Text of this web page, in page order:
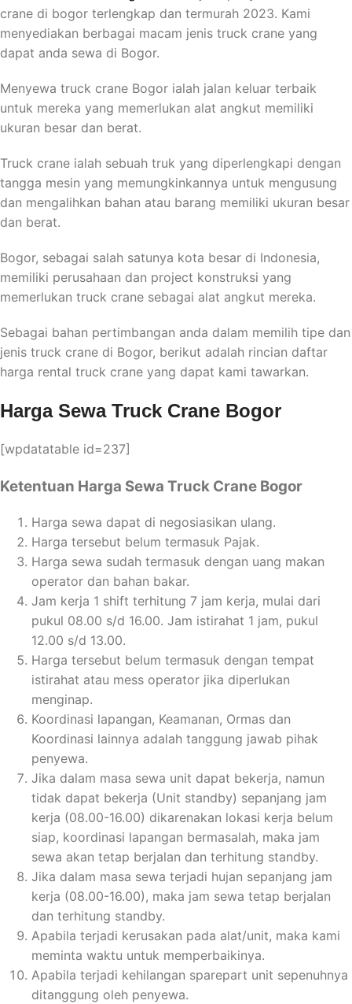
crane di bogor terlengkap dan termurah 2023. Kami
menyediakan berbagai macam jenis truck crane yang
dapat anda sewa di Bogor.
Menyewa truck crane Bogor ialah jalan keluar terbaik
untuk mereka yang memerlukan alat angkut memiliki
ukuran besar dan berat.
Truck crane ialah sebuah truk yang diperlengkapi dengan
tangga mesin yang memungkinkannya untuk mengusung
dan mengalihkan bahan atau barang memiliki ukuran besar
dan berat.
Bogor, sebagai salah satunya kota besar di Indonesia,
memiliki perusahaan dan project konstruksi yang
memerlukan truck crane sebagai alat angkut mereka.
Sebagai bahan pertimbangan anda dalam memilih tipe dan
jenis truck crane di Bogor, berikut adalah rincian daftar
harga rental truck crane yang dapat kami tawarkan.
Harga Sewa Truck Crane Bogor
[wpdatatable id=237]
Ketentuan Harga Sewa Truck Crane Bogor
Harga sewa dapat di negosiasikan ulang.
Harga tersebut belum termasuk Pajak.
Harga sewa sudah termasuk dengan uang makan
operator dan bahan bakar.
Jam kerja 1 shift terhitung 7 jam kerja, mulai dari
pukul 08.00 s/d 16.00. Jam istirahat 1 jam, pukul
12.00 s/d 13.00.
Harga tersebut belum termasuk dengan tempat
istirahat atau mess operator jika diperlukan
menginap.
Koordinasi lapangan, Keamanan, Ormas dan
Koordinasi lainnya adalah tanggung jawab pihak
penyewa.
Jika dalam masa sewa unit dapat bekerja, namun
tidak dapat bekerja (Unit standby) sepanjang jam
kerja (08.00-16.00) dikarenakan lokasi kerja belum
siap, koordinasi lapangan bermasalah, maka jam
sewa akan tetap berjalan dan terhitung standby.
Jika dalam masa sewa terjadi hujan sepanjang jam
kerja (08.00-16.00), maka jam sewa tetap berjalan
dan terhitung standby.
Apabila terjadi kerusakan pada alat/unit, maka kami
meminta waktu untuk memperbaikinya.
Apabila terjadi kehilangan sparepart unit sepenuhnya
ditanggung oleh penyewa.